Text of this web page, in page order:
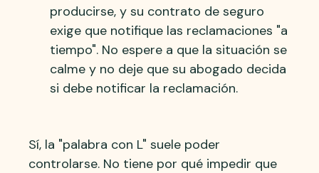
producirse, y su contrato de seguro
exige que notifique las reclamaciones "a
tiempo". No espere a que la situación se
calme y no deje que su abogado decida
si debe notificar la reclamación.
Sí, la "palabra con L" suele poder
controlarse. No tiene por qué impedir que